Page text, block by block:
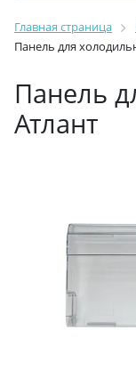
Главная страница
Панель для
Панель
Атлант